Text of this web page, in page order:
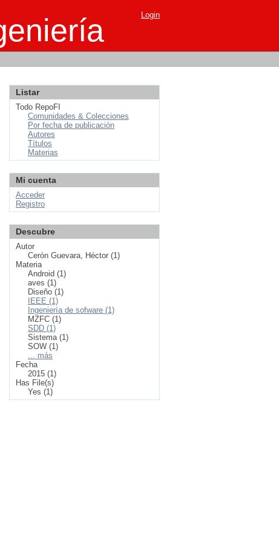
Login
Listar
Todo RepoFI
Comunidades & Colecciones
Por fecha de publicación
Autores
Títulos
Materias
Mi cuenta
Acceder
Registro
Descubre
Autor
Cerón Guevara, Héctor (1)
Materia
Android (1)
aves (1)
Diseño (1)
IEEE (1)
Ingeniería de sofware (1)
MZFC (1)
SDD (1)
Sistema (1)
SOW (1)
... más
Fecha
2015 (1)
Has File(s)
Yes (1)